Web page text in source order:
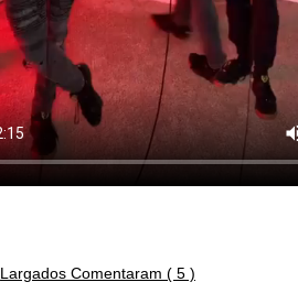
Largados Comentaram ( 5 )